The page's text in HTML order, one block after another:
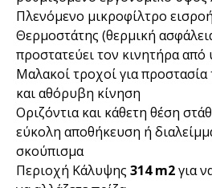
Πλενόμενο μικροφίλτρο
Θερμοστάτης (θερμική
προστατεύει τον κινητήρα
Μαλακοί τροχοί για
και αθόρυβη κίνηση
Οριζόντια και κάθετη θέση
εύκολη αποθήκευση ή
σκούπισμα
Περιοχή Κάλυψης 314 m2για